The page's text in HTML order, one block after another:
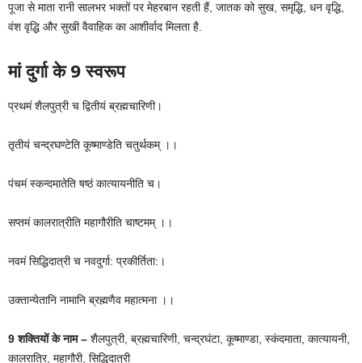
पूजा से माता रानी सालभर भक्तों पर मेहरबान रहती हैं, जातक को सुख, समृद्धि, धन वृद्धि,
वंश वृद्धि और सुखी वैवाहिक का आशीर्वाद मिलता है.
मां दुर्गा के 9 स्वरूप
प्रथमं शैलपुत्री च द्वितीयं ब्रह्मचारिणी।
तृतीयं चन्द्रघण्टेति कूष्माण्डेति चतुर्थकम् ।।
पंचमं स्कन्दमातेति षष्ठं कात्यायनीति च।
सप्तमं कालरात्रीति महागौरीति चाष्टमम् ।।
नवमं सिद्धिदात्री च नवदुर्गा: प्रकीर्तिता:।
उक्तान्येतानि नामानि ब्रह्मणैव महात्मना ।।
9 शक्तियों के नाम – शैलपुत्री, ब्रह्मचारिणी, चन्द्रघंटा, कूष्माण्डा, स्कंदमाता, कात्यायनी,
कालरात्रि, महागौरी, सिद्धिदात्री